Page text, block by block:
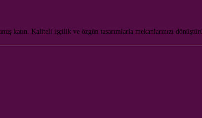
katın. Kaliteli işçilik ve özgün tasarımlarla mekanlarınızı